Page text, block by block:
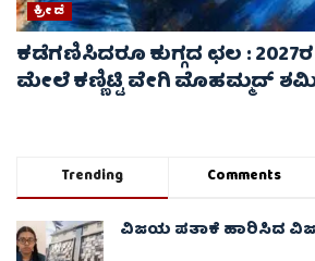
ಕ್ರೀಡೆ
ಕಡೆಗಣಿಸಿದರೂ ಕುಗ್ಗದ ಛಲ :
ಮೇಲೆ ಕಣ್ಣಿಟ್ಟಿ ವೇಗಿ ಮೊಹಮ್ಮದ್
Trending Comments
ವಿಜಯ ಪತಾಕೆ ಹಾರಿಸಿದ